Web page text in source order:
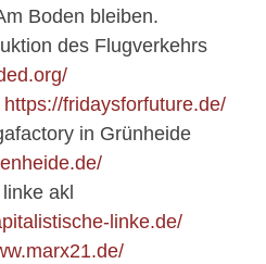
Boden bleiben.
des Flugverkehrs
https://fridaysforfuture.de/
in Grünheide
akl
linke.de/